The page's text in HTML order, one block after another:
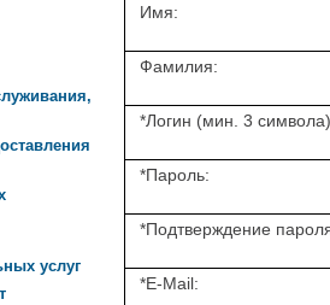
Имя:
Фамилия:
*Логин (мин. 3
*Пароль:
*Подтверждение
*E-Mail:
услуг